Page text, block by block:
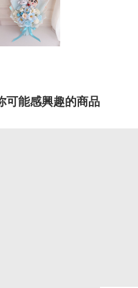
可能感興趣的商品